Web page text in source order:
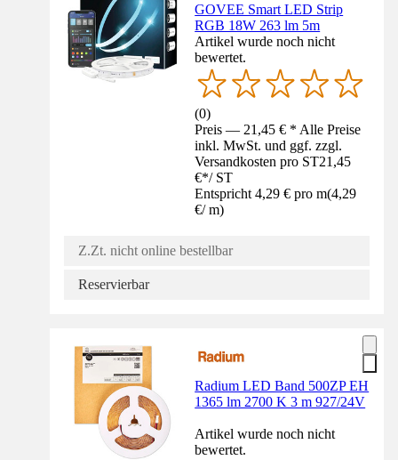
GOVEE Smart LED Strip
RGB 18W 263 lm 5m
Artikel wurde noch nicht
bewertet.
(0)
Preis — 21,45 € * Alle Preise
inkl. MwSt. und ggf. zzgl.
Versandkosten pro ST21,45
€*/ ST
Entspricht 4,29 € pro m(4,29
€/ m)
Z.Zt. nicht online bestellbar
Reservierbar
Radium LED Band 500ZP EH
1365 lm 2700 K 3 m 927/24V
Artikel wurde noch nicht
bewertet.